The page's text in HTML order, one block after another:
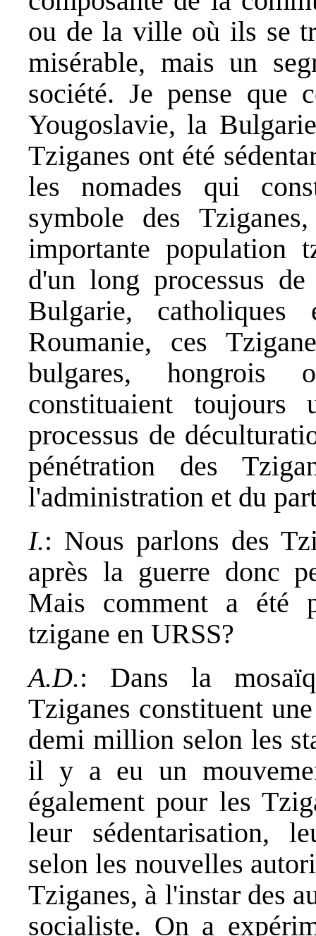
ou de la ville où ils se
misérable, mais un
société. Je pense que
Yougoslavie, la
Tziganes ont été
les nomades qui
symbole des
importante population
d'un long processus
Bulgarie,
Roumanie, ces
bulgares, hongrois
constituaient
processus de
pénétration des
l'administration et du
I.: Nous parlons des
après la guerre donc
Mais comment a été
tzigane en URSS?
A.D.: Dans la
Tziganes constituent
demi million selon les
il y a eu un
également pour les
leur sédentarisation,
selon les nouvelles
Tziganes, à l'instar des
socialiste. On a